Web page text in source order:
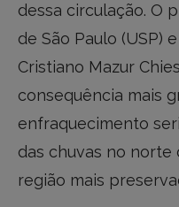
dessa circulação. O
de São Paulo (USP)
Cristiano Mazur
consequência mais
enfraquecimento
das chuvas no norte
região mais